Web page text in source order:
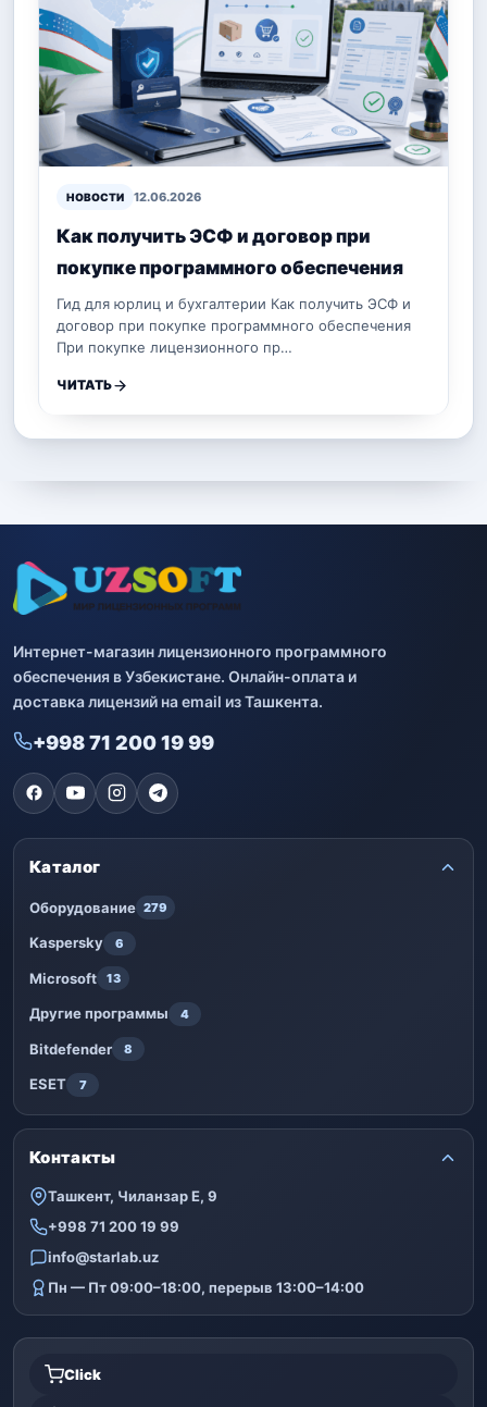
НОВОСТИ 12.06.2026
Как получить ЭСФ и договор при
покупке программного обеспечения
Гид для юрлиц и бухгалтерии Как получить ЭСФ и
договор при покупке программного обеспечения
При покупке лицензионного пр…
ЧИТАТЬ
Интернет-магазин лицензионного программного
обеспечения в Узбекистане. Онлайн-оплата и
доставка лицензий на email из Ташкента.
+998 71 200 19 99
Каталог
Оборудование 279
Kaspersky 6
Microsoft 13
Другие программы 4
Bitdefender 8
ESET 7
Контакты
Ташкент, Чиланзар Е, 9
+998 71 200 19 99
info@starlab.uz
Пн — Пт 09:00–18:00, перерыв 13:00–14:00
Click